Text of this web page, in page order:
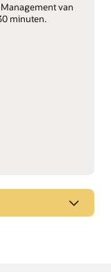
van
minuten.